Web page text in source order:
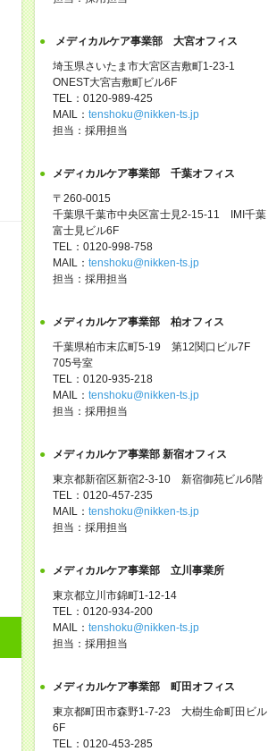
メディカルケア事業部 大宮オフィス
埼玉県さいたま市大宮区吉敷町1-23-1
ONEST大宮吉敷町ビル6F
TEL：0120-989-425
MAIL： tenshoku@nikken-ts.jp
担当：採用担当
メディカルケア事業部 千葉オフィス
〒260-0015
千葉県千葉市中央区富士見2-15-11 IMI千葉
富士見ビル6F
TEL：0120-998-758
MAIL： tenshoku@nikken-ts.jp
担当：採用担当
メディカルケア事業部 柏オフィス
千葉県柏市末広町5-19 第12関口ビル7F
705号室
TEL：0120-935-218
MAIL： tenshoku@nikken-ts.jp
担当：採用担当
メディカルケア事業部 新宿オフィス
東京都新宿区新宿2-3-10 新宿御苑ビル6階
TEL：0120-457-235
MAIL： tenshoku@nikken-ts.jp
担当：採用担当
メディカルケア事業部 立川事業所
東京都立川市錦町1-12-14
TEL：0120-934-200
MAIL： tenshoku@nikken-ts.jp
担当：採用担当
メディカルケア事業部 町田オフィス
東京都町田市森野1-7-23 大樹生命町田ビル
6F
TEL：0120-453-285